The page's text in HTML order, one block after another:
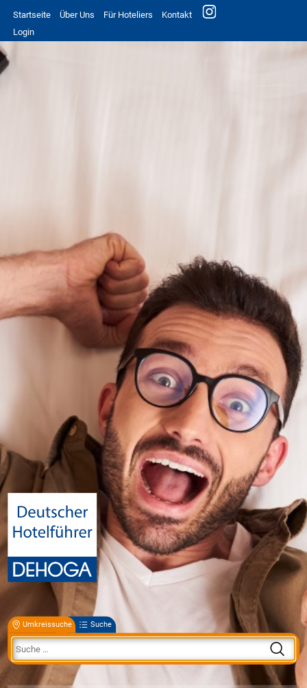
Startseite Über Uns Für Hoteliers
Kontakt
Login
Umkreissuche Suche